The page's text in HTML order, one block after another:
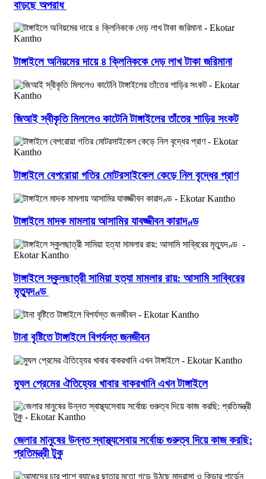
বাড়ছে অপরাধ
টাঙ্গাইলে অনিয়মের দায়ে ৪ ক্লিনিককে দেড় লাখ টাকা জরিমানা
জিআই স্বীকৃতি মিললেও কাটেনি টাঙ্গাইলের তাঁতের শাড়ির সংকট
টাঙ্গাইলে বেপরোয়া গতির মোটরসাইকেল কেড়ে নিল বৃদ্ধের প্রাণ
টাঙ্গাইলে মাদক মামলায় আসামির যাবজ্জীবন কারাদণ্ড
টাঙ্গাইলে স্কুলছাত্রী সামিয়া হত্যা মামলার রায়: আসামি সাব্বিরের
মৃত্যুদণ্ড
টানা বৃষ্টিতে টাঙ্গাইলে বিপর্যস্ত জনজীবন
মুঘল প্রেমের ঐতিহ্যের খাবার বাকরখানি এখন টাঙ্গাইলে
জেলার মানুষের উন্নত স্বাস্থ্যসেবায় সর্বোচ্চ গুরুত্ব দিয়ে কাজ করছি:
প্রতিমন্ত্রী টুকু